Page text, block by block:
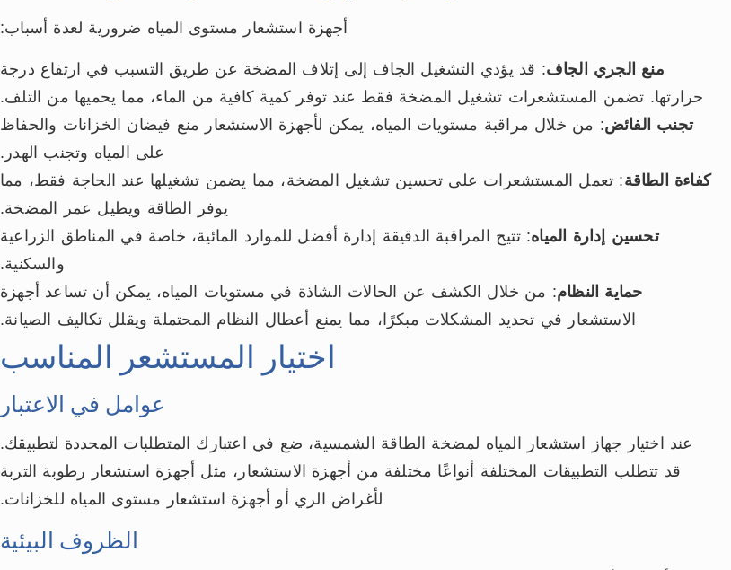
أجهزة استشعار مستوى المياه ضرورية لعدة أسباب:
منع الجري الجاف: قد يؤدي التشغيل الجاف إلى إتلاف المضخة عن طريق التسبب في ارتفاع درجة
حرارتها. تضمن المستشعرات تشغيل المضخة فقط عند توفر كمية كافية من الماء، مما يحميها من التلف.
تجنب الفائض: من خلال مراقبة مستويات المياه، يمكن لأجهزة الاستشعار منع فيضان الخزانات والحفاظ
على المياه وتجنب الهدر.
كفاءة الطاقة: تعمل المستشعرات على تحسين تشغيل المضخة، مما يضمن تشغيلها عند الحاجة فقط، مما
يوفر الطاقة ويطيل عمر المضخة.
تحسين إدارة المياه: تتيح المراقبة الدقيقة إدارة أفضل للموارد المائية، خاصة في المناطق الزراعية
والسكنية.
حماية النظام: من خلال الكشف عن الحالات الشاذة في مستويات المياه، يمكن أن تساعد أجهزة
الاستشعار في تحديد المشكلات مبكرًا، مما يمنع أعطال النظام المحتملة ويقلل تكاليف الصيانة.
اختيار المستشعر المناسب
عوامل في الاعتبار
عند اختيار جهاز استشعار المياه لمضخة الطاقة الشمسية، ضع في اعتبارك المتطلبات المحددة لتطبيقك.
قد تتطلب التطبيقات المختلفة أنواعًا مختلفة من أجهزة الاستشعار، مثل أجهزة استشعار رطوبة التربة
لأغراض الري أو أجهزة استشعار مستوى المياه للخزانات.
الظروف البيئية